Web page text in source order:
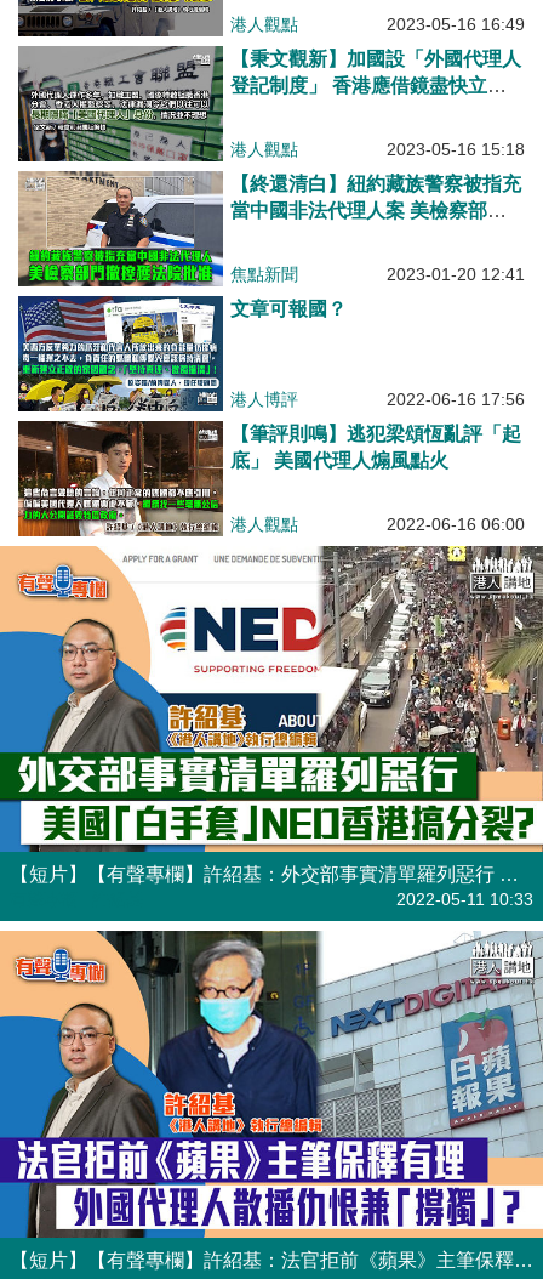
港人觀點 2023-05-16 16:49
【秉文觀新】加國設「外國代理人
登記制度」 香港應借鏡盡快立
港人觀點 2023-05-16 15:18
【終還清白】紐約藏族警察被指充
當中國非法代理人案 美檢察部門
焦點新聞 2023-01-20 12:41
文章可報國？
港人博評 2022-06-16 17:56
【筆評則鳴】逃犯梁頌恆亂評「起
底」 美國代理人煽風點火
港人觀點 2022-06-16 06:00
【短片】【有聲專欄】許紹基：外交部事實清單羅列惡行 美國「白手套」NED香港搞分裂？
2022-05-11 10:33
【短片】【有聲專欄】許紹基：法官拒前《蘋果》主筆保釋有理？外國代理人散播仇恨兼「撐獨」？